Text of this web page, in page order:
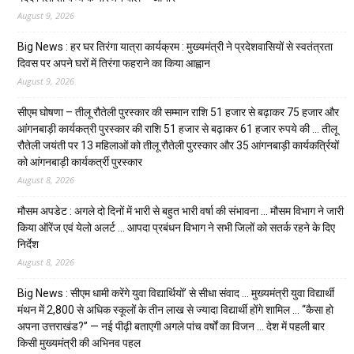
August 9, 2026
Big News : हर घर तिरंगा यात्रा कार्यक्रम : मुख्यमंत्री ने प्रदेशवासियों से स्वतंत्रता
दिवस पर अपने घरों में तिरंगा फहराने का किया आह्वान
August 9, 2026
सीएम घोषणा – तीलू रौतेली पुरस्कार की सम्मान राशि 51 हजार से बढ़ाकर 75 हजार और
आंगनबाड़ी कार्यकत्री पुरस्कार की राशि 51 हजार से बढ़ाकर 61 हजार रुपये की … तीलू
रौतेली जयंती पर 13 महिलाओं को तीलू रौतेली पुरस्कार और 35 आंगनबाड़ी कार्यकर्त्रियों
को आंगनबाड़ी कार्यकर्त्री पुरस्कार
August 8, 2026
मौसम अपडेट : अगले दो दिनों में भारी से बहुत भारी वर्षा की संभावना … मौसम विभाग ने जारी
किया ऑरेंज एवं येलो अलर्ट … आपदा प्रबंधन विभाग ने सभी जिलों को सतर्क रहने के दिए
निर्देश
August 8, 2026
Big News : सीएम धामी करेंगे युवा विद्यार्थियों’ से सीधा संवाद … मुख्यमंत्री युवा विद्यार्थी
मंथन में 2,800 से अधिक स्कूलों के तीन लाख से ज्यादा विद्यार्थी होंगे शामिल … “कैसा हो
अपना उत्तराखंड?” — नई पीढ़ी बताएगी अगले पांच वर्षों का विजन … देश में पहली बार
किसी मुख्यमंत्री की अभिनव पहल